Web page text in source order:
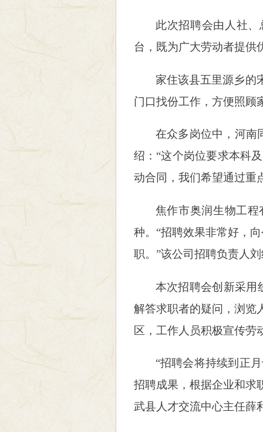
此次招聘会由人社
台，既为广大劳动者提供
家住该县五里源乡的
门口找份工作，方便照顾
在众多岗位中，河南
绍：“这个岗位要求本科
动合同，我们希望通过重
焦作市奥润生物工
种。“招聘效果非常好，
职。”该公司招聘负责人
本次招聘会创新采用
解答求职者的疑问，浏览
区，工作人员积极宣传劳
“招聘会将持续到正
招聘成果，根据企业和求
武县人才交流中心主任薛